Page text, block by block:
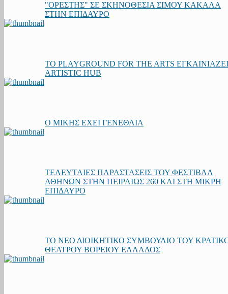
"ΟΡΕΣΤΗΣ" ΣΕ ΣΚΗΝΟΘΕΣΙΑ ΣΙΜΟΥ ΚΑΚΑΛΑ
ΣΤΗΝ ΕΠΙΔΑΥΡΟ
ΤΟ PLAYGROUND FOR THE ARTS
ARTISTIC HUB
Ο ΜΙΚΗΣ ΕΧΕΙ ΓΕΝΕΘΛΙΑ
ΤΕΛΕΥΤΑΙΕΣ ΠΑΡΑΣΤΑΣΕΙΣ ΤΟΥ ΦΕΣΤΙΒΑΛ
ΑΘΗΝΩΝ ΣΤΗΝ ΠΕΙΡΑΙΩΣ 260 ΚΑΙ ΣΤΗ ΜΙΚΡΗ
ΕΠΙΔΑΥΡΟ
TΟ ΝΕΟ ΔΙΟΙΚΗΤΙΚΟ ΣΥΜΒΟΥΛΙΟ ΤΟΥ
ΘΕΑΤΡΟΥ ΒΟΡΕΙΟΥ ΕΛΛΑΔΟΣ